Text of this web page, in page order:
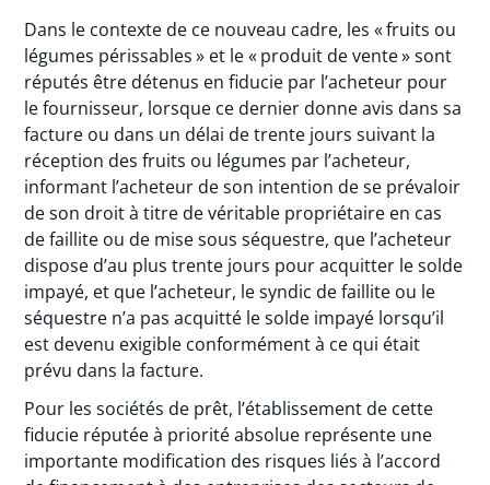
Dans le contexte de ce nouveau cadre, les « fruits ou
légumes périssables » et le « produit de vente » sont
réputés être détenus en fiducie par l’acheteur pour
le fournisseur, lorsque ce dernier donne avis dans sa
facture ou dans un délai de trente jours suivant la
réception des fruits ou légumes par l’acheteur,
informant l’acheteur de son intention de se prévaloir
de son droit à titre de véritable propriétaire en cas
de faillite ou de mise sous séquestre, que l’acheteur
dispose d’au plus trente jours pour acquitter le solde
impayé, et que l’acheteur, le syndic de faillite ou le
séquestre n’a pas acquitté le solde impayé lorsqu’il
est devenu exigible conformément à ce qui était
prévu dans la facture.
Pour les sociétés de prêt, l’établissement de cette
fiducie réputée à priorité absolue représente une
importante modification des risques liés à l’accord